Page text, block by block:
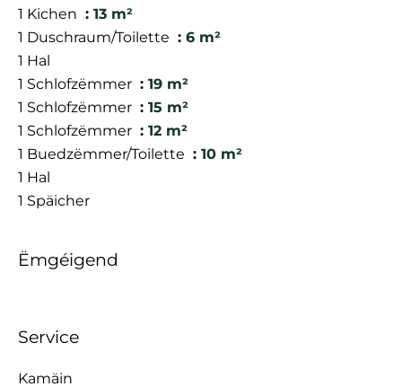
1 Kichen
13 m²
1 Duschraum/Toilette
6 m²
1 Hal
1 Schlofzëmmer
19 m²
1 Schlofzëmmer
15 m²
1 Schlofzëmmer
12 m²
1 Buedzëmmer/Toilette
10 m²
1 Hal
1 Späicher
Ëmgéigend
Service
Kamäin